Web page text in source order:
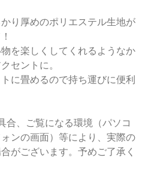
り厚めのポリエステル生地が
を楽しくしてくれるようなか
セントに。
に畳めるので持ち運びに便利
合、ご覧になる環境（パソコ
ンの画面）等により、実際の
がございます。予めご了承く